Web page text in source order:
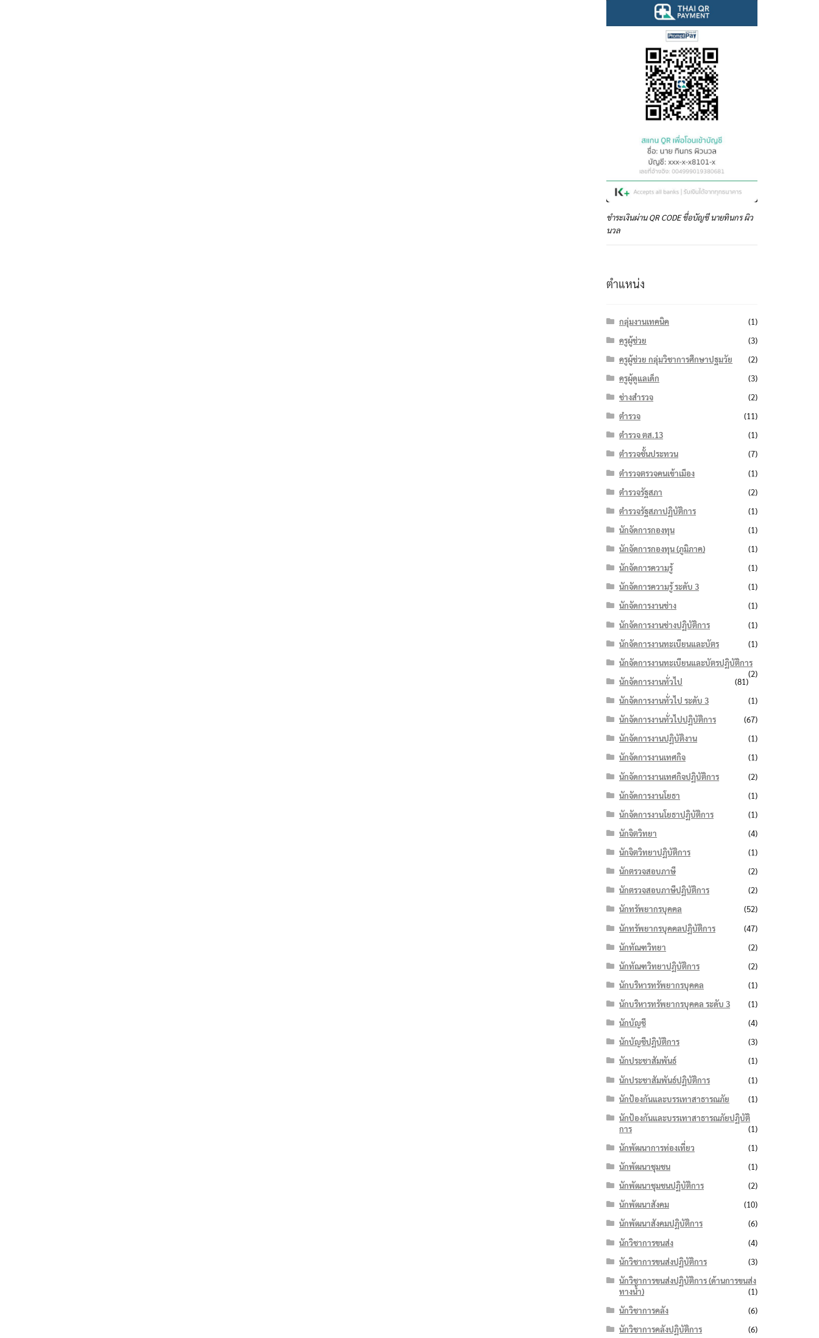
ชำระเงินผ่าน QR CODE ชื่อบัญชี นายทินกร ผิว
นวล
ตำแหน่ง
กลุ่มงานเทคนิค
(1)
ครูผู้ช่วย
(3)
ครูผู้ช่วย กลุ่มวิชาการศึกษาปฐมวัย
(2)
ครูผู้ดูแลเด็ก
(3)
ช่างสำรวจ
(2)
ตำรวจ
(11)
ตำรวจ ตส.13
(1)
ตำรวจชั้นประทวน
(7)
ตำรวจตรวจคนเข้าเมือง
(1)
ตำรวจรัฐสภา
(2)
ตำรวจรัฐสภาปฏิบัติการ
(1)
นักจัดการกองทุน
(1)
นักจัดการกองทุน (ภูมิภาค)
(1)
นักจัดการความรู้
(1)
นักจัดการความรู้ ระดับ 3
(1)
นักจัดการงานช่าง
(1)
นักจัดการงานช่างปฏิบัติการ
(1)
นักจัดการงานทะเบียนและบัตร
(1)
นักจัดการงานทะเบียนและบัตรปฏิบัติการ
(2)
นักจัดการงานทั่วไป
(81)
นักจัดการงานทั่วไป ระดับ 3
(1)
นักจัดการงานทั่วไปปฏิบัติการ
(67)
นักจัดการงานปฏิบัติงาน
(1)
นักจัดการงานเทศกิจ
(1)
นักจัดการงานเทศกิจปฏิบัติการ
(2)
นักจัดการงานโยธา
(1)
นักจัดการงานโยธาปฏิบัติการ
(1)
นักจิตวิทยา
(4)
นักจิตวิทยาปฏิบัติการ
(1)
นักตรวจสอบภาษี
(2)
นักตรวจสอบภาษีปฏิบัติการ
(2)
นักทรัพยากรบุคคล
(52)
นักทรัพยากรบุคคลปฏิบัติการ
(47)
นักทัณฑวิทยา
(2)
นักทัณฑวิทยาปฏิบัติการ
(2)
นักบริหารทรัพยากรบุคคล
(1)
นักบริหารทรัพยากรบุคคล ระดับ 3
(1)
นักบัญชี
(4)
นักบัญชีปฏิบัติการ
(3)
นักประชาสัมพันธ์
(1)
นักประชาสัมพันธ์ปฏิบัติการ
(1)
นักป้องกันและบรรเทาสาธารณภัย
(1)
นักป้องกันและบรรเทาสาธารณภัยปฏิบัติ
การ
(1)
นักพัฒนาการท่องเที่ยว
(1)
นักพัฒนาชุมชน
(1)
นักพัฒนาชุมชนปฏิบัติการ
(2)
นักพัฒนาสังคม
(10)
นักพัฒนาสังคมปฏิบัติการ
(6)
นักวิชาการขนส่ง
(4)
นักวิชาการขนส่งปฏิบัติการ
(3)
นักวิชาการขนส่งปฏิบัติการ (ด้านการขนส่ง
ทางน้ำ)
(1)
นักวิชาการคลัง
(6)
นักวิชาการคลังปฏิบัติการ
(6)